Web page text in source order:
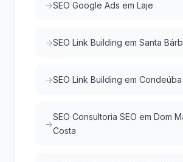
SEO Google Ads em Laje
SEO Link Building em Santa
SEO Link Building em Condeúba
SEO Consultoria SEO em Dom
Costa